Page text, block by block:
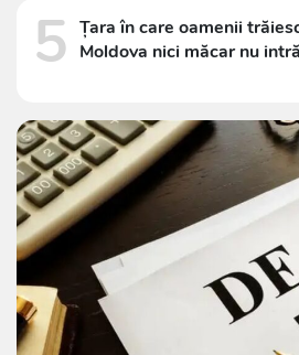
5 Țara în care oamenii
Moldova nici măcar nu